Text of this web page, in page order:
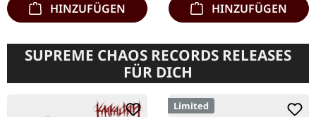
HINZUFÜGEN HINZUFÜGEN
SUPREME CHAOS RECORDS RELEASES
FÜR DICH
Limited